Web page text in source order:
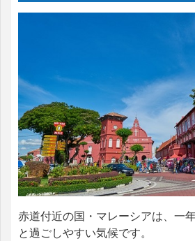
赤道付近の国・マレーシアは、一
と過ごしやすい気候です。